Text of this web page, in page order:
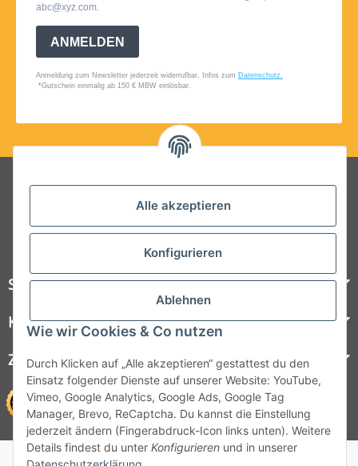
Alle akzeptieren
Konfigurieren
Ablehnen
Wie wir Cookies & Co nutzen
Durch Klicken auf „Alle akzeptieren“ gestattest du den
Einsatz folgender Dienste auf unserer Website: YouTube,
Vimeo, Google Analytics, Google Ads, Google Tag
Manager, Brevo, ReCaptcha. Du kannst die Einstellung
jederzeit ändern (Fingerabdruck-Icon links unten). Weitere
Details findest du unter Konfigurieren und in unserer
Folgt uns auf Social Media
Steelboxx
Kundenservice
Zahlungsmöglichkeiten
© 1964 - 2026 Lüllmann GmbH